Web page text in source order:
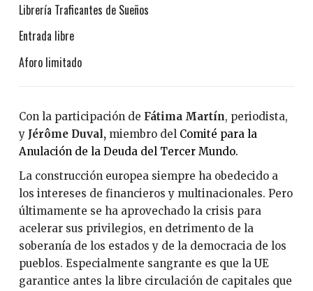
Librería Traficantes de Sueños
Entrada libre
Aforo limitado
Con la participación de Fátima Martín, periodista,
y Jérôme Duval, miembro del Comité para la
Anulación de la Deuda del Tercer Mundo.
La construcción europea siempre ha obedecido a
los intereses de financieros y multinacionales. Pero
últimamente se ha aprovechado la crisis para
acelerar sus privilegios, en detrimento de la
soberanía de los estados y de la democracia de los
pueblos. Especialmente sangrante es que la UE
garantice antes la libre circulación de capitales que